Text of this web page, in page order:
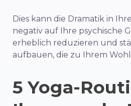
Dies kann die Dramatik in
negativ auf Ihre psychische
erheblich reduzieren und
aufbauen, die zu Ihrem
5 Yoga-